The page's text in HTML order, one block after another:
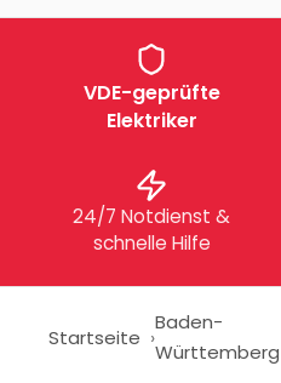
VDE-geprüfte
Elektriker
24/7 Notdienst &
schnelle Hilfe
Startseite
Baden-
Württemberg